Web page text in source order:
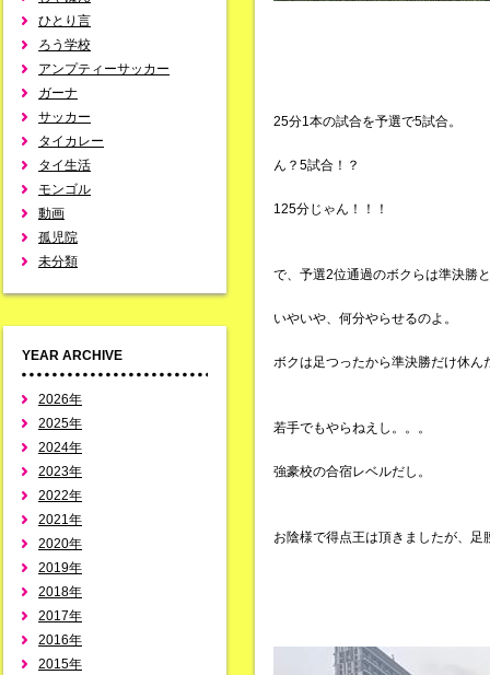
ひとり言
ろう学校
アンプティーサッカー
ガーナ
サッカー
タイカレー
タイ生活
モンゴル
動画
孤児院
未分類
YEAR ARCHIVE
2026年
2025年
2024年
2023年
2022年
2021年
2020年
2019年
2018年
2017年
2016年
2015年
25分1本の試合を予選で5試合。
ん？5試合！？
125分じゃん！！！
で、予選2位通過のボクらは準決勝
いやいや、何分やらせるのよ。
ボクは足つったから準決勝だけ休ん
若手でもやらねえし。。。
強豪校の合宿レベルだし。
お陰様で得点王は頂きましたが、足